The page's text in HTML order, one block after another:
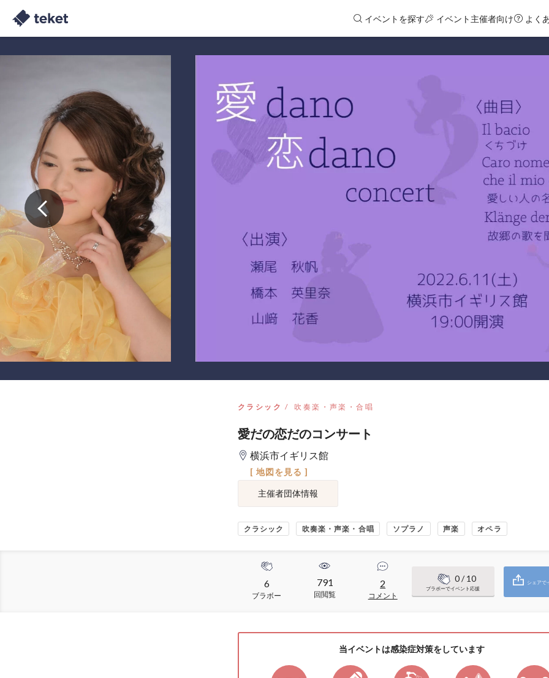
イベントを探す イベント主催者向け よく
クラシック 吹奏楽・声楽・合唱
愛だの恋だのコンサート
横浜市イギリス館
[ 地図を見る ]
主催者団体情報
クラシック 吹奏楽・声楽・合唱 ソプラノ 声楽 オペラ
6
ブラボー
791
回閲覧
2
コメント
0/ 10
ブラボーでイベント応援
シェアで
当イベントは感染症対策をしています